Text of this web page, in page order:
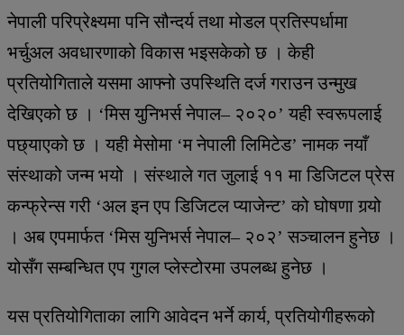
नेपाली परिप्रेक्ष्यमा पनि सौन्दर्य तथा मोडल प्रतिस्पर्धामा
भर्चुअल अवधारणाको विकास भइसकेको छ । केही
प्रतियोगिताले यसमा आफ्नो उपस्थिति दर्ज गराउन उन्मुख
देखिएको छ । ‘मिस युनिभर्स नेपाल– २०२०’ यही स्वरूपलाई
पछ्याएको छ । यही मेसोमा ‘म नेपाली लिमिटेड’ नामक नयाँ
संस्थाको जन्म भयो । संस्थाले गत जुलाई ११ मा डिजिटल प्रेस
कन्फ्रेन्स गरी ‘अल इन एप डिजिटल प्याजेन्ट’ को घोषणा गर्‍यो
। अब एपमार्फत ‘मिस युनिभर्स नेपाल– २०२’ सञ्चालन हुनेछ ।
योसँग सम्बन्धित एप गुगल प्लेस्टोरमा उपलब्ध हुनेछ ।
यस प्रतियोगिताका लागि आवेदन भर्ने कार्य, प्रतियोगीहरूको